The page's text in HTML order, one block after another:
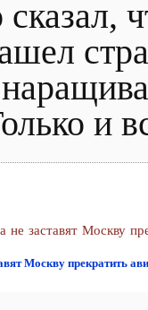
и
не заставят Москву
Москву прекратить